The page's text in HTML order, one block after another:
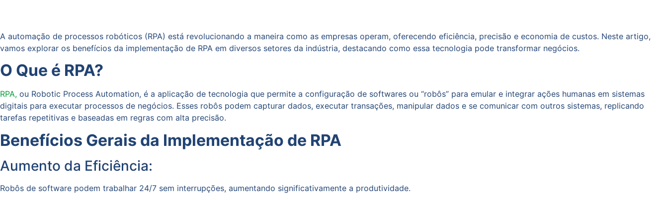
A automação de processos robóticos (RPA) está revolucionando a maneira como as empresas operam, oferecendo eficiência, precisão e economia de custos. Neste artigo,
vamos explorar os benefícios da implementação de RPA em diversos setores da indústria, destacando como essa tecnologia pode transformar negócios.
O Que é RPA?
RPA, ou Robotic Process Automation, é a aplicação de tecnologia que permite a configuração de softwares ou “robôs” para emular e integrar ações humanas em sistemas
digitais para executar processos de negócios. Esses robôs podem capturar dados, executar transações, manipular dados e se comunicar com outros sistemas, replicando
tarefas repetitivas e baseadas em regras com alta precisão.
Benefícios Gerais da Implementação de RPA
Aumento da Eficiência:
Robôs de software podem trabalhar 24/7 sem interrupções, aumentando significativamente a produtividade.